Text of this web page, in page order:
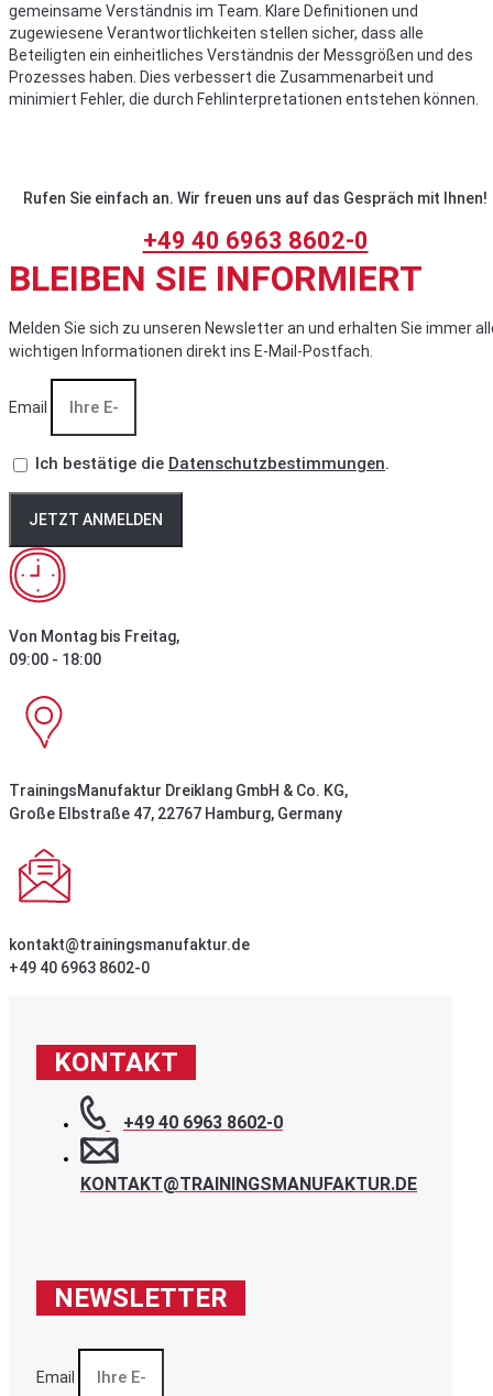
gemeinsame Verständnis im Team. Klare Definitionen und
zugewiesene Verantwortlichkeiten stellen sicher, dass alle
Beteiligten ein einheitliches Verständnis der Messgrößen und des
Prozesses haben. Dies verbessert die Zusammenarbeit und
minimiert Fehler, die durch Fehlinterpretationen entstehen können.
Rufen Sie einfach an. Wir freuen uns auf das Gespräch mit Ihnen!
+49 40 6963 8602-0
BLEIBEN SIE INFORMIERT
Melden Sie sich zu unseren Newsletter an und erhalten Sie immer
wichtigen Informationen direkt ins E-Mail-Postfach.
Email
Ich bestätige die Datenschutzbestimmungen.
JETZT ANMELDEN
Von Montag bis Freitag,
09:00 - 18:00
TrainingsManufaktur Dreiklang GmbH & Co. KG,
Große Elbstraße 47, 22767 Hamburg, Germany
kontakt@trainingsmanufaktur.de
+49 40 6963 8602-0
KONTAKT
+49 40 6963 8602-0
KONTAKT@TRAININGSMANUFAKTUR.DE
NEWSLETTER
Email